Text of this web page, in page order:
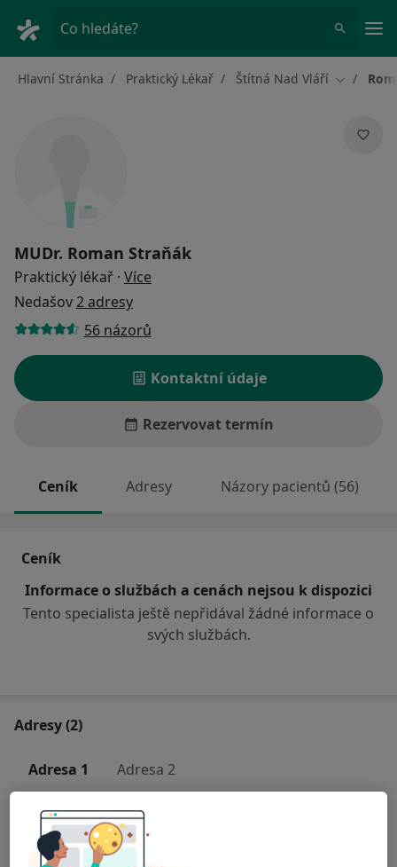
Co hledáte?
Hlavní Stránka Praktický Lékař Štítná Nad Vláří Změna
MUDr. Roman Straňák
Praktický lékař · Více
Nedašov2 adresy
56 názorů
Kontaktní údaje
Rezervovat termín
Ceník Adresy Názory pacientů (56)
Ceník
Informace o službách a cenách nejsou k dispozici
Tento specialista ještě nepřidával žádné informace o
svých službách.
Adresy (2)
Adresa 1 Adresa 2
Privátní praktický lékař a internista
č.d. 370,Nedašov 76332